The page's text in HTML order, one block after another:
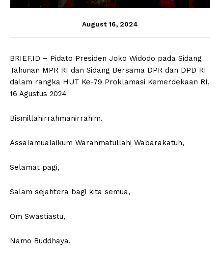
August 16, 2024
BRIEF.ID – Pidato Presiden Joko Widodo pada Sidang
Tahunan MPR RI dan Sidang Bersama DPR dan DPD RI
dalam rangka HUT Ke-79 Proklamasi Kemerdekaan RI,
16 Agustus 2024
Bismillahirrahmanirrahim.
Assalamualaikum Warahmatullahi Wabarakatuh,
Selamat pagi,
Salam sejahtera bagi kita semua,
Om Swastiastu,
Namo Buddhaya,